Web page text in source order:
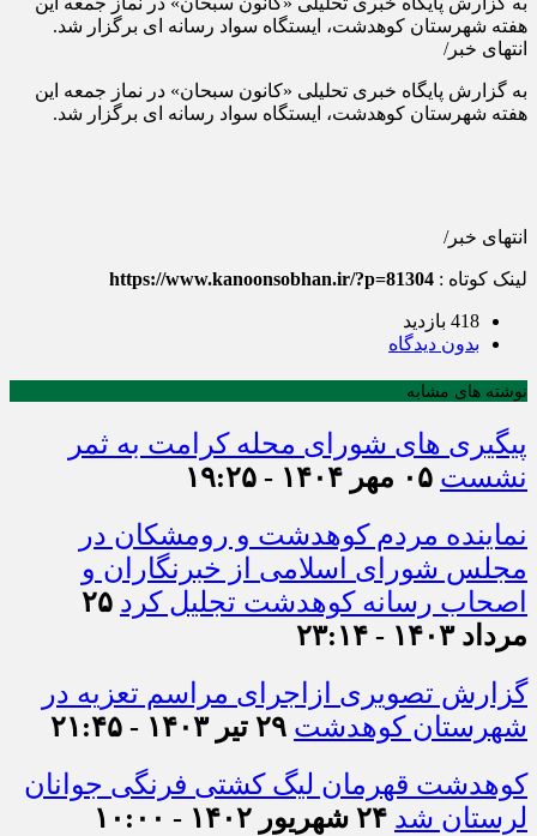
هفته شهرستان کوهدشت، ایستگاه سواد رسانه ای برگزار شد.
انتهای خبر/
به گزارش پایگاه خبری تحلیلی «کانون سبحان» در نماز جمعه این
هفته شهرستان کوهدشت، ایستگاه سواد رسانه ای برگزار شد.
انتهای خبر/
لینک کوتاه : https://www.kanoonsobhan.ir/?p=81304
418 بازدید
بدون دیدگاه
نوشته های مشابه
پیگیری های شورای محله کرامت به ثمر
نشست ۰۵ مهر ۱۴۰۴ - ۱۹:۲۵
نماینده مردم کوهدشت و رومشکان در
مجلس شورای اسلامی از خبرنگاران و
اصحاب رسانه کوهدشت تجلیل کرد ۲۵
مرداد ۱۴۰۳ - ۲۳:۱۴
گزارش تصویری ازاجرای مراسم تعزیه در
شهرستان کوهدشت ۲۹ تیر ۱۴۰۳ - ۲۱:۴۵
کوهدشت قهرمان لیگ کشتی فرنگی جوانان
لرستان شد ۲۴ شهریور ۱۴۰۲ - ۱۰:۰۰